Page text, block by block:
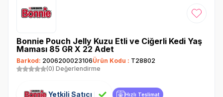
Favoriye
Bonnie Pouch Jelly Kuzu Etli ve Ciğerli Kedi Yaş
Maması 85 GR X 22 Adet
Barkod: 2006200023106Ürün Kodu : T28802
(0) Değerlendirme
Yetkili Satıcı Hızlı Teslimat